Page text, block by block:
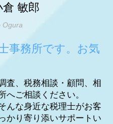
倉 敏郎
Ogura
事務所です。お気
査、税務相談・顧問、相
へご相談ください。
んな身近な税理士がお客
かり寄り添いサポートい